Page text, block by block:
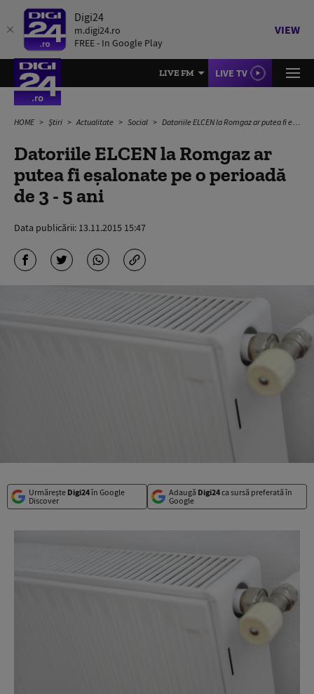
Digi24
m.digi24.ro
FREE - In Google Play
VIEW
LIVE FM LIVE TV
HOME Știri Actualitate Social Datoriile ELCEN la Romgaz ar putea fi eșalonate pe o perioadă de 3 - 5 ani
Datoriile ELCEN la Romgaz ar
putea fi eșalonate pe o perioadă
de 3 - 5 ani
Data publicării: 13.11.2015 15:47
Urmărește Digi24în Google
Discover
Adaugă Digi24ca sursă preferată în
Google